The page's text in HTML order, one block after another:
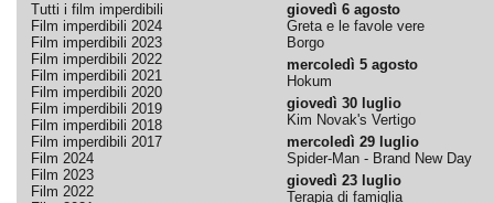
Tutti i film imperdibili
Film imperdibili 2024
Film imperdibili 2023
Film imperdibili 2022
Film imperdibili 2021
Film imperdibili 2020
Film imperdibili 2019
Film imperdibili 2018
Film imperdibili 2017
Film 2024
Film 2023
Film 2022
giovedì 6 agosto
Greta e le favole vere
Borgo
mercoledì 5 agosto
Hokum
giovedì 30 luglio
Kim Novak's Vertigo
mercoledì 29 luglio
Spider-Man - Brand New Day
giovedì 23 luglio
Terapia di famiglia